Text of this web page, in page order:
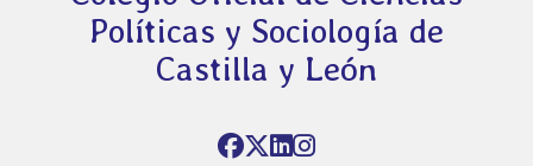
Políticas y Sociología de
Castilla y León